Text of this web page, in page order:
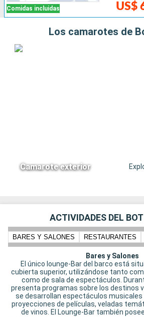
Comidas incluidas US$
Los camarotes de
Camarote exterior
ACTIVIDADES DEL
BARES Y SALONES RESTAURANTES
Bares y Salones
El único lounge-Bar del barco está
cubierta superior, utilizándose tanto
como de sala de espectáculos.
presenta programas sobre los destinos
se desarrollan espectáculos
proyecciones de películas, veladas
de vinos. El Lounge-Bar también